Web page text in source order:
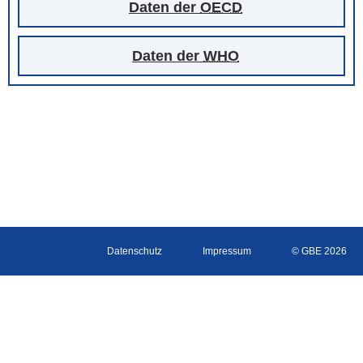
Daten der OECD
Daten der WHO
Datenschutz Impressum © GBE 2026